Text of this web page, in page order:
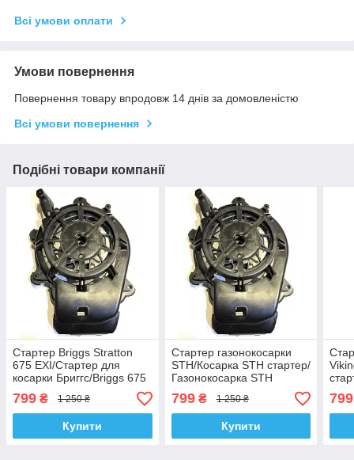
Всі умови оплати
Умови повернення
Повернення товару впродовж 14 днів за домовленістю
Всі умови повернення
Подібні товари компанії
Стартер Briggs Stratton
675 EXI/Стартер для
косарки Бриггс/Briggs 675
стартер
799 ₴ 1 250 ₴
Купити
Стартер газонокосарки
STH/Косарка STH стартер/
Газонокосарка STH
стартер ручний
799₴ 1 250 ₴
Купити
799